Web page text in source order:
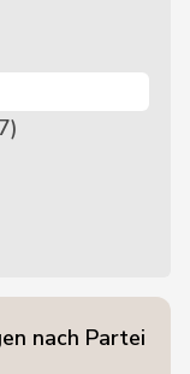
nach Partei